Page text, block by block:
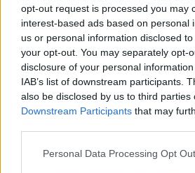
opt-out request is processed you may
interest-based ads based on personal
us or personal information disclosed
your opt-out. You may separately opt-
disclosure of your personal
IAB’s list of downstream participants.
also be disclosed by us to third parties
Downstream Participants that may
Personal Data Processing Opt
Paroles + Traduction
Commentaires
Pour prolonger le plaisir